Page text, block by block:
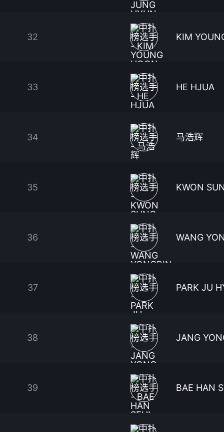
32 KIM
33 HE HJUA
34 马浩辉
35 KWON
36 WANG
37 PARK JU
38 JANG
39 BAE HAN